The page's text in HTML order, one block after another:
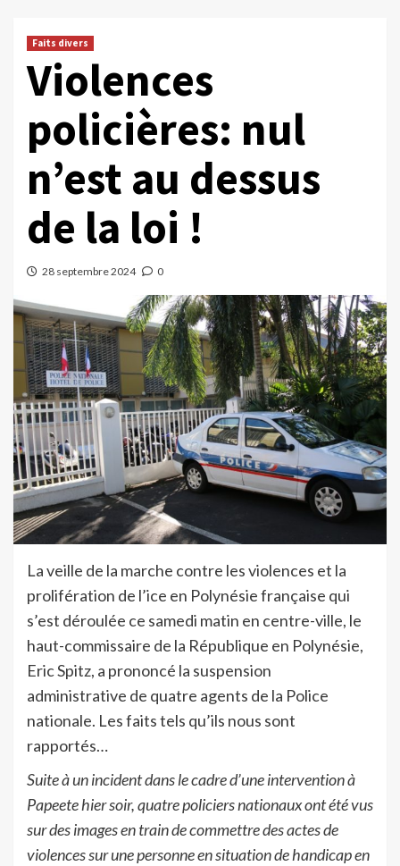
Faits divers
Violences
policières: nul
n’est au dessus
de la loi !
28 septembre 2024 0
La veille de la marche contre les violences et la
prolifération de l’ice en Polynésie française qui
s’est déroulée ce samedi matin en centre-ville, le
haut-commissaire de la République en Polynésie,
Eric Spitz, a prononcé la suspension
administrative de quatre agents de la Police
nationale. Les faits tels qu’ils nous sont
rapportés…
Suite à un incident dans le cadre d’une intervention à
Papeete hier soir, quatre policiers nationaux ont été vus
sur des images en train de commettre des actes de
violences sur une personne en situation de handicap en